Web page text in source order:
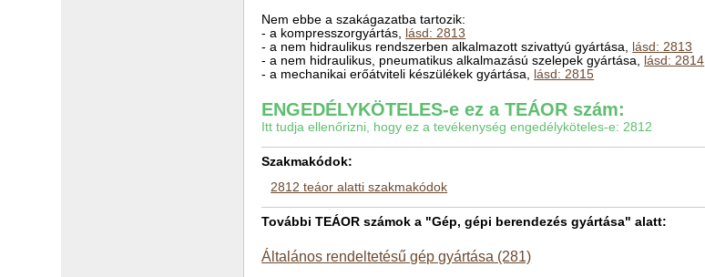
Nem ebbe a szakágazatba tartozik:
- a kompresszorgyártás, lásd: 2813
- a nem hidraulikus rendszerben alkalmazott szivattyú gyártása, lásd: 2813
- a nem hidraulikus, pneumatikus alkalmazású szelepek gyártása, lásd: 2814
- a mechanikai erőátviteli készülékek gyártása, lásd: 2815
ENGEDÉLYKÖTELES-e ez a TEÁOR szám:
Itt tudja ellenőrizni, hogy ez a tevékenység engedélyköteles-e: 2812
Szakmakódok:
2812 teáor alatti szakmakódok
További TEÁOR számok a "Gép, gépi berendezés gyártása" alatt:
Általános rendeltetésű gép gyártása (281)